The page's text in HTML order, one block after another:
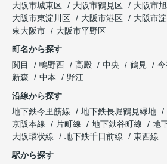
大阪市城東区
大阪市鶴見区 大阪市
大阪市東淀川区
大阪市港区 大阪市
東大阪市
大阪市平野区
町名から探す
関目
鴫野西 高殿 中央 鶴見
新森
中本
野江
沿線から探す
地下鉄今里筋線
地下鉄長堀鶴見緑地
京阪本線
片町線 地下鉄谷町線
地
大阪環状線
地下鉄千日前線
東西線
駅から探す